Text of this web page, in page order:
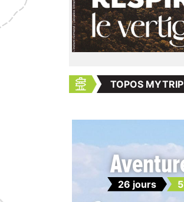
TOPOS MYTRIP
26 jours